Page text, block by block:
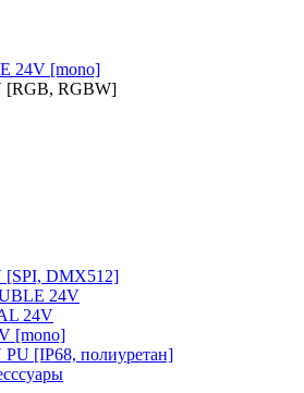
24V [mono]
[RGB, RGBW]
[SPI, DMX512]
24V
24V
[mono]
[IP68, полиуретан]